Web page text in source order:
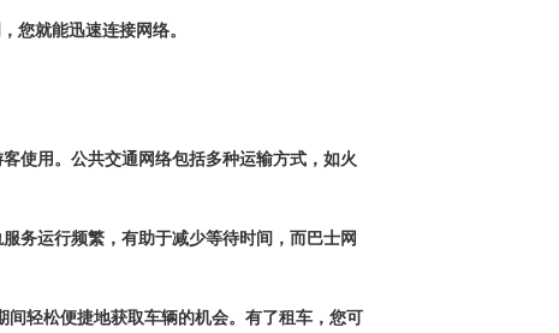
您就能迅速连接网络。
使用。公共交通网络包括多种运输方式，如火
务运行频繁，有助于减少等待时间，而巴士网
轻松便捷地获取车辆的机会。有了租车，您可